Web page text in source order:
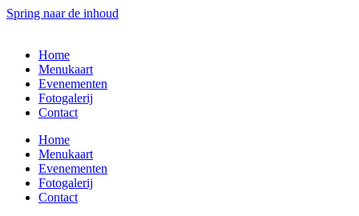
Spring naar de inhoud
Home
Menukaart
Evenementen
Fotogalerij
Contact
Home
Menukaart
Evenementen
Fotogalerij
Contact